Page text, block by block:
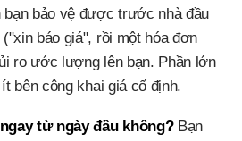
bạn bảo vệ được trước nhà đầu
báo giá", rồi một hóa đơn
ro ước lượng lên bạn. Phần lớn
bên công khai giá cố định.
từ ngày đầu không?Bạn